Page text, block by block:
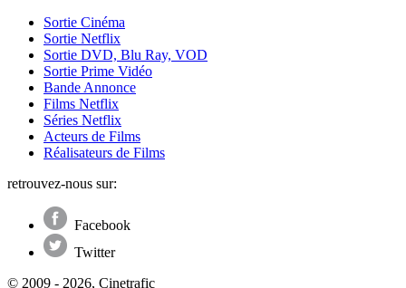
Sortie Cinéma
Sortie Netflix
Sortie DVD, Blu Ray, VOD
Sortie Prime Vidéo
Bande Annonce
Films Netflix
Séries Netflix
Acteurs de Films
Réalisateurs de Films
retrouvez-nous sur:
Facebook
Twitter
© 2009 - 2026, Cinetrafic